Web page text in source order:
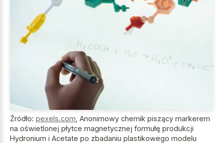
Źródło: pexels.com Anonimowy chemik piszący markerem
na oświetlonej płytce magnetycznej formułę produkcji
Hydronium i Acetate po zbadaniu plastikowego modelu